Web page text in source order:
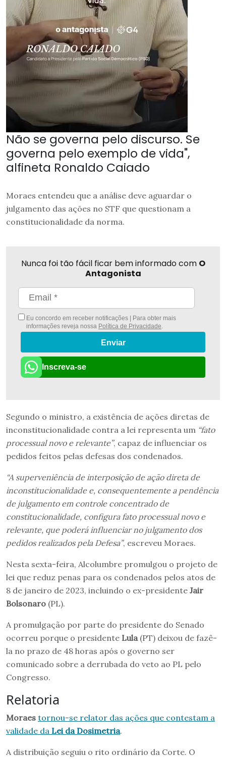
Não se governa pelo discurso. Se
governa pelo exemplo de vida",
alfineta Ronaldo Caiado
Moraes entendeu que a análise deve aguardar o
julgamento das ações no STF que questionam a
constitucionalidade da norma.
Nunca foi tão fácil ficar bem informado com O
Antagonista
Eu concordo em receber notificações | Para obter mais
informações reveja nossa Política de Privacidade
Enviar
Inscreva-se
Segundo o ministro, a existência de ações diretas de
inconstitucionalidade contra a lei representa um “fato
processual novo e relevante”, capaz de influenciar os
pedidos feitos pelas defesas dos condenados.
“A superveniência de interposição de ação direta de
inconstitucionalidade e, consequentemente a pendência
de julgamento em controle concentrado de
constitucionalidade, configura fato processual novo e
relevante, que poderá influenciar no julgamento dos
pedidos realizados pela Defesa”, escreveu Moraes.
Nesta sexta-feira, Alcolumbre promulgou o projeto de
lei que reduz penas para os condenados pelos atos de
8 de janeiro de 2023, incluindo o ex-presidente Jair
Bolsonaro (PL).
A promulgação por parte do presidente do Senado
ocorreu porque o presidente Lula (PT) deixou de fazê-
la no prazo de 48 horas após o governo ser
comunicado sobre a derrubada do veto ao PL pelo
Congresso.
Relatoria
Moraes tornou-se relator das ações que contestam a
validade da Lei da Dosimetria.
A distribuição seguiu o rito ordinário da Corte. O